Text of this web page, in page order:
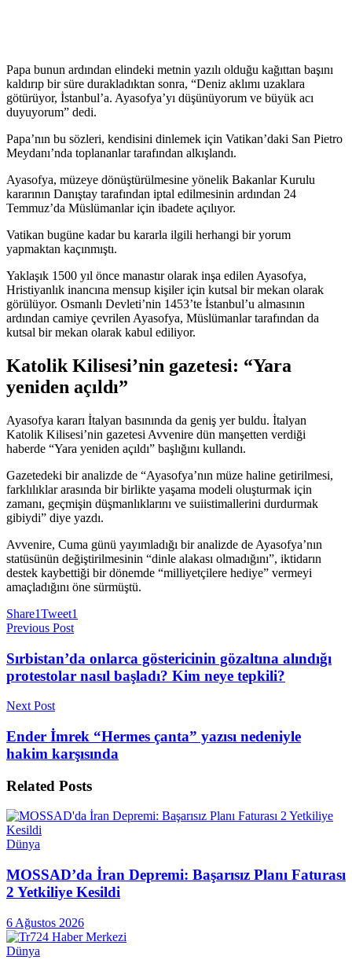
Papa bunun ardından elindeki metnin yazılı olduğu kağıttan başını
kaldırıp bir süre durakladıktan sonra, “Deniz aklımı uzaklara
götürüyor, İstanbul’a. Ayasofya’yı düşünüyorum ve büyük acı
duyuyorum” dedi.
Papa’nın bu sözleri, kendisini dinlemek için Vatikan’daki San Pietro
Meydanı’nda toplananlar tarafından alkışlandı.
Ayasofya, müzeye dönüştürülmesine yönelik Bakanlar Kurulu
kararının Danıştay tarafından iptal edilmesinin ardından 24
Temmuz’da Müslümanlar için ibadete açılıyor.
Vatikan bugüne kadar bu kararla ilgili herhangi bir yorum
yapmaktan kaçınmıştı.
Yaklaşık 1500 yıl önce manastır olarak inşa edilen Ayasofya,
Hristiyanlık inancına mensup kişiler için kutsal bir mekan olarak
görülüyor. Osmanlı Devleti’nin 1453’te İstanbul’u almasının
ardından camiye çevrilen Ayasofya, Müslümanlar tarafından da
kutsal bir mekan olarak kabul ediliyor.
Katolik Kilisesi’nin gazetesi: “Yara
yeniden açıldı”
Ayasofya kararı İtalyan basınında da geniş yer buldu. İtalyan
Katolik Kilisesi’nin gazetesi Avvenire dün manşetten verdiği
haberde “Yara yeniden açıldı” başlığını kullandı.
Gazetedeki bir analizde de “Ayasofya’nın müze haline getirilmesi,
farklılıklar arasında bir birlikte yaşama modeli oluşturmak için
zamanı, geçmişin düşmanlıklarını ve suiistimallerini durdurmak
gibiydi” diye yazdı.
Avvenire, Cuma günü yayımladığı bir analizde de Ayasofya’nın
statüsünün değiştirilmesinin “dinle alakası olmadığını”, iktidarın
destek kaybettiği bir dönemde “milliyetçilere hediye” vermeyi
amaçladığını öne sürmüştü.
Share1Tweet1
Previous Post
Sırbistan’da onlarca göstericinin gözaltına alındığı
protestolar nasıl başladı? Kim neye tepkili?
Next Post
Ender İmrek “Hermes çanta” yazısı nedeniyle
hakim karşısında
Related Posts
Dünya
MOSSAD’da İran Depremi: Başarısız Planı Faturası
2 Yetkiliye Kesildi
6 Ağustos 2026
Dünya